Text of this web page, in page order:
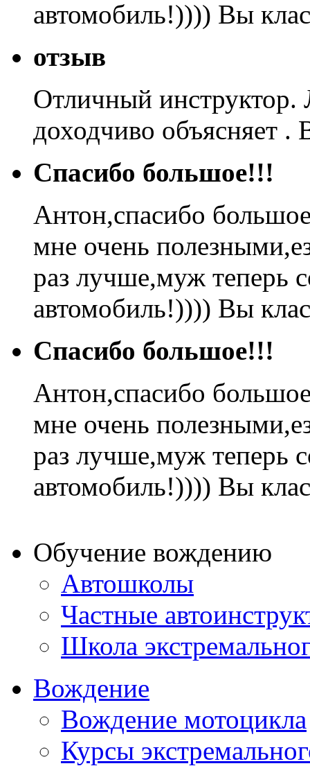
автомобиль!)))) Вы
отзыв
Отличный инструктор.
доходчиво объясняет .
Спасибо большое!!!
Антон,спасибо
мне очень
раз лучше,муж теперь
автомобиль!)))) Вы
Спасибо большое!!!
Антон,спасибо
мне очень
раз лучше,муж теперь
автомобиль!)))) Вы
Обучение вождению
Автошколы
Частные
Школа
Вождение
Вождение мотоцикла
Курсы